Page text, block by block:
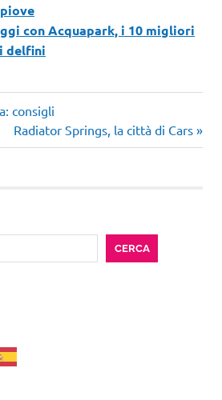
con Acquapark, i 10 migliori
delfini
consigli
Articolo
successivo:
Radiator Springs, la città di Cars
CERCA